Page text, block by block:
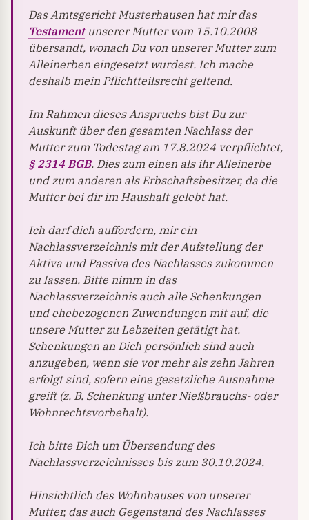
Das Amtsgericht Musterhausen hat mir das
Testamentunserer Mutter vom 15.10.2008
übersandt, wonach Du von unserer Mutter zum
Alleinerben eingesetzt wurdest. Ich mache
deshalb mein Pflichtteilsrecht geltend.
Im Rahmen dieses Anspruchs bist Du zur
Auskunft über den gesamten Nachlass der
Mutter zum Todestag am 17.8.2024 verpflichtet,
§ 2314 BGB. Dies zum einen als ihr Alleinerbe
und zum anderen als Erbschaftsbesitzer, da die
Mutter bei dir im Haushalt gelebt hat.
Ich darf dich auffordern, mir ein
Nachlassverzeichnis mit der Aufstellung der
Aktiva und Passiva des Nachlasses zukommen
zu lassen. Bitte nimm in das
Nachlassverzeichnis auch alle Schenkungen
und ehebezogenen Zuwendungen mit auf, die
unsere Mutter zu Lebzeiten getätigt hat.
Schenkungen an Dich persönlich sind auch
anzugeben, wenn sie vor mehr als zehn Jahren
erfolgt sind, sofern eine gesetzliche Ausnahme
greift (z. B. Schenkung unter Nießbrauchs- oder
Wohnrechtsvorbehalt).
Ich bitte Dich um Übersendung des
Nachlassverzeichnisses bis zum 30.10.2024.
Hinsichtlich des Wohnhauses von unserer
Mutter, das auch Gegenstand des Nachlasses